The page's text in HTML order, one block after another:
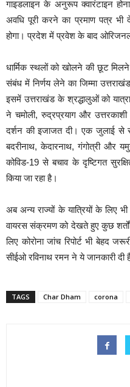
गाइडलाइन के अनुरूप क्वारंटाइन
अवधि पूरी करने का प्रमाण पत्र भी
होगा। प्रदेश में प्रवेश के बाद
धार्मिक स्थलों को खोलने की छूट
संबंध में निर्णय लेने का जिम्मा
इसमें उत्तराखंड के श्रद्धालुओं को
ने चमोली, रुद्रप्रयाग और
दर्शन की इजाजत दी। एक जुलाई से
बदरीनाथ, केदारनाथ, गंगोत्री और
कोविड-19 से बचाव के दृष्टिगत
किया जा रहा है।
अब अन्य राज्यों के यात्रियों के लिए
वायरस संक्रमण को देखते हुए कुछ
लिए कोरोना जांच रिपोर्ट भी बेहद
सीईओ रविनाथ रमन ने ये जानकारी दी
TAGS Char Dham corona